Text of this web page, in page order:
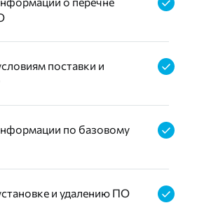
поставки и
по базовому
и удалению ПО